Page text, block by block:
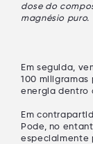
dose do
magnésio puro.
Em seguida,
100 miligramas
energia dentro
Em
Pode, no
especialmente